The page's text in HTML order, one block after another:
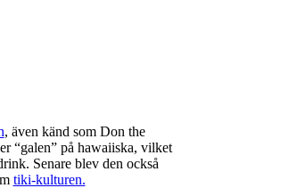
, även känd som Don the
“galen” på hawaiiska, vilket
Senare blev den också
tiki-kulturen.